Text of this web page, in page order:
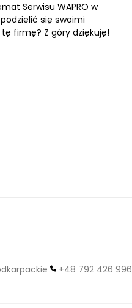
Serwisu WAPRO w
się swoimi
firmę? Z góry dziękuję!
+48 792 426 996